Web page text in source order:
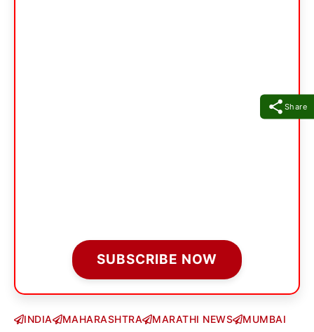
Share
SUBSCRIBE NOW
INDIA MAHARASHTRA MARATHI NEWS
MUMBAI